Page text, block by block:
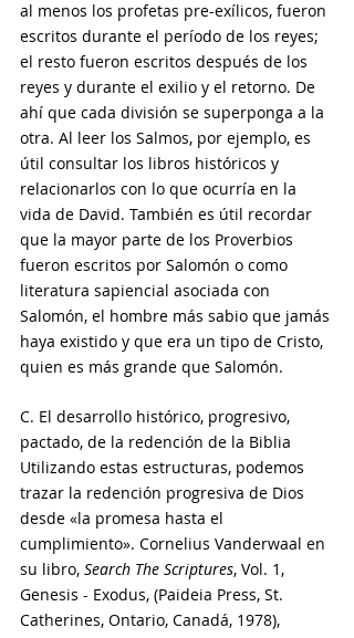
al menos los profetas pre-exílicos, fueron
escritos durante el período de los reyes;
el resto fueron escritos después de los
reyes y durante el exilio y el retorno. De
ahí que cada división se superponga a la
otra. Al leer los Salmos, por ejemplo, es
útil consultar los libros históricos y
relacionarlos con lo que ocurría en la
vida de David. También es útil recordar
que la mayor parte de los Proverbios
fueron escritos por Salomón o como
literatura sapiencial asociada con
Salomón, el hombre más sabio que jamás
haya existido y que era un tipo de Cristo,
quien es más grande que Salomón.
C. El desarrollo histórico, progresivo,
pactado, de la redención de la Biblia
Utilizando estas estructuras, podemos
trazar la redención progresiva de Dios
desde «la promesa hasta el
cumplimiento». Cornelius Vanderwaal en
su libro, Search The Scriptures, Vol. 1,
Genesis - Exodus, (Paideia Press, St.
Catherines, Ontario, Canadá, 1978),